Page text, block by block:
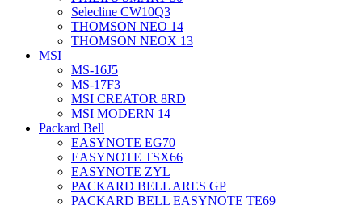
Selecline CW10Q3
THOMSON NEO 14
THOMSON NEOX 13
MSI
MS-16J5
MS-17F3
MSI CREATOR 8RD
MSI MODERN 14
Packard Bell
EASYNOTE EG70
EASYNOTE TSX66
EASYNOTE ZYL
PACKARD BELL ARES GP
PACKARD BELL EASYNOTE TE69